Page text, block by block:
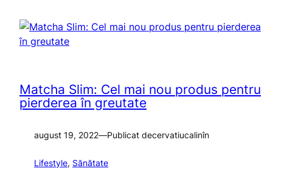
Matcha Slim: Cel mai nou produs pentru
pierderea în greutate
august 19, 2022—Publicat decervatiucalinîn
Lifestyle, Sănătate